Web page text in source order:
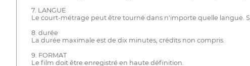
7. LANGUE
Le court-métrage peut être tourné dans n'importe quelle langue.
8. durée
La durée maximale est de dix minutes, crédits non compris.
9. FORMAT
Le film doit être enregistré en haute définition.